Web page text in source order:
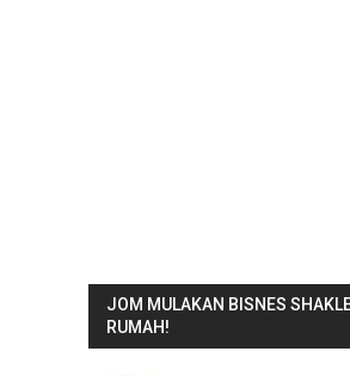
JOM MULAKAN BISNES
RUMAH!